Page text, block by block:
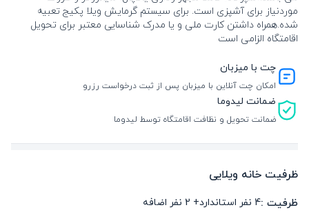
موردنیاز برای آشپزی است. برای سیستم گرمایش ویلا پکیج تعبیه
شده.همراه داشتن کارت ملی و یا مدرک شناسایی معتبر برای تحویل
اقامتگاه الزامی است
چت با میزبان
امکان چت آنلاین با میزبان پس از ثبت درخواست رزرو
ضمانت لیدوما
ضمانت تحویل و نظافت اقامتگاه توسط لیدوما
ظرفیت خانه ویلایی
ظرفیت :4 نفر استاندارد+
2 نفر اضافه